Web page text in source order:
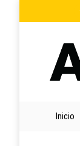
Inicio